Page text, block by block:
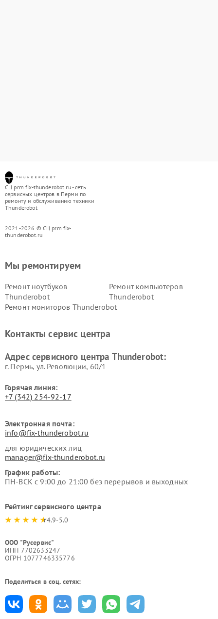
СЦ prm.fix-thunderobot.ru - сеть
сервисных центров в Перми по
ремонту и обслуживанию техники
Thunderobot
2021-2026 © СЦ prm.fix-
thunderobot.ru
Мы ремонтируем
Ремонт ноутбуков
Thunderobot
Ремонт компьютеров
Thunderobot
Ремонт мониторов Thunderobot
Контакты сервис центра
Адрес сервисного центра Thunderobot:
г. Пермь, ул. ​Революции, 60/1
Горячая линия:
+7 (342) 254-92-17
Электронная почта:
info@fix-thunderobot.ru
для юридических лиц
manager@fix-thunderobot.ru
График работы:
ПН-ВСК с 9:00 до 21:00 без перерывов и выходных
Рейтинг сервисного центра
4.9-5.0
ООО "Русервис"
ИНН 7702633247
ОГРН 1077746335776
Поделиться в соц. сетях: